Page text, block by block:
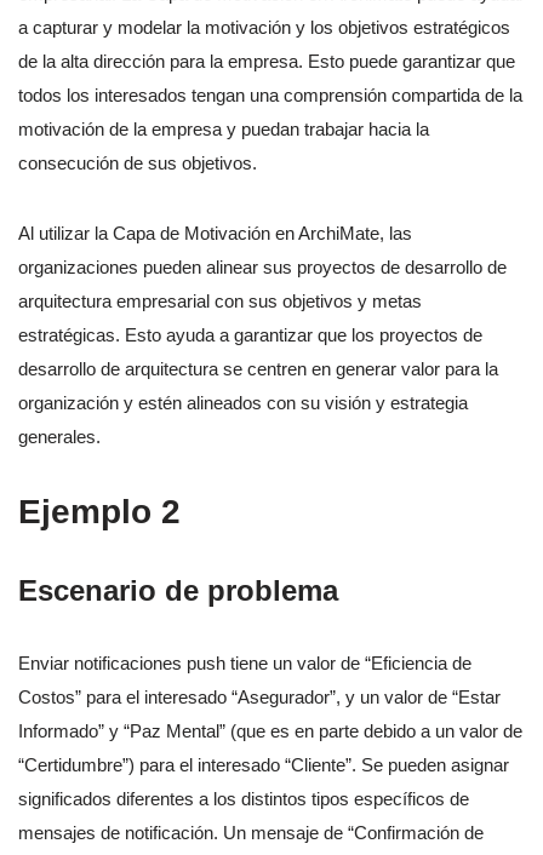
a capturar y modelar la motivación y los objetivos estratégicos
de la alta dirección para la empresa. Esto puede garantizar que
todos los interesados tengan una comprensión compartida de la
motivación de la empresa y puedan trabajar hacia la
consecución de sus objetivos.
Al utilizar la Capa de Motivación en ArchiMate, las
organizaciones pueden alinear sus proyectos de desarrollo de
arquitectura empresarial con sus objetivos y metas
estratégicas. Esto ayuda a garantizar que los proyectos de
desarrollo de arquitectura se centren en generar valor para la
organización y estén alineados con su visión y estrategia
generales.
Ejemplo 2
Escenario de problema
Enviar notificaciones push tiene un valor de “Eficiencia de
Costos” para el interesado “Asegurador”, y un valor de “Estar
Informado” y “Paz Mental” (que es en parte debido a un valor de
“Certidumbre”) para el interesado “Cliente”. Se pueden asignar
significados diferentes a los distintos tipos específicos de
mensajes de notificación. Un mensaje de “Confirmación de